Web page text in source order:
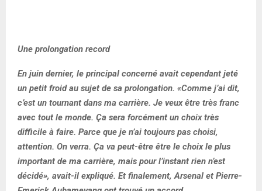
Une prolongation record
En juin dernier, le principal concerné avait cependant jeté
un petit froid au sujet de sa prolongation. «Comme j’ai dit,
c’est un tournant dans ma carrière. Je veux être très franc
avec tout le monde. Ça sera forcément un choix très
difficile à faire. Parce que je n’ai toujours pas choisi,
attention. On verra. Ça va peut-être être le choix le plus
important de ma carrière, mais pour l’instant rien n’est
décidé», avait-il expliqué. Et finalement, Arsenal et Pierre-